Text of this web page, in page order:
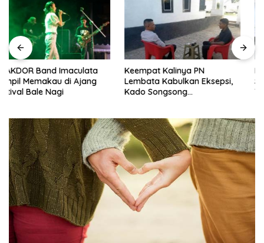
Keempat Kalinya PN
Lembata Kabulkan Eksepsi,
Kado Songsong
Lepas Persebata U-17 ke
Soeratin Cup, Wakil Bupati
Titip Harapan dan Harga Diri